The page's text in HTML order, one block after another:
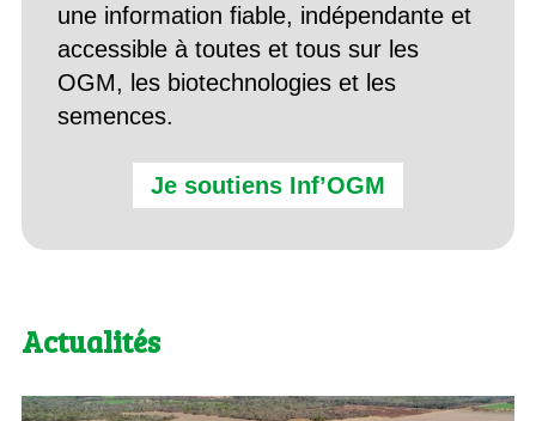
une information fiable, indépendante et
accessible à toutes et tous sur les
OGM, les biotechnologies et les
semences.
Je soutiens Inf’OGM
Actualités